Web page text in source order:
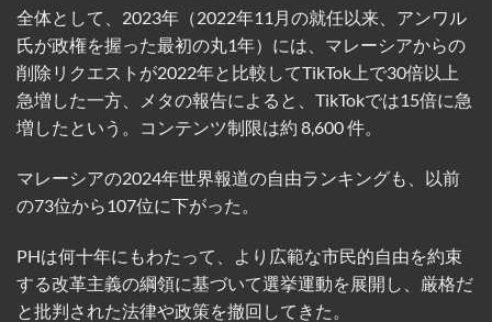
全体として、2023年（2022年11月の就任以来、アンワル
氏が政権を握った最初の丸1年）には、マレーシアからの
削除リクエストが2022年と比較してTikTok上で30倍以上
急増した一方、メタの報告によると、TikTokでは15倍に急
増したという。コンテンツ制限は約 8,600 件。
マレーシアの2024年世界報道の自由ランキングも、以前
の73位から107位に下がった。
PHは何十年にもわたって、より広範な市民的自由を約束
する改革主義の綱領に基づいて選挙運動を展開し、厳格だ
と批判された法律や政策を撤回してきた。